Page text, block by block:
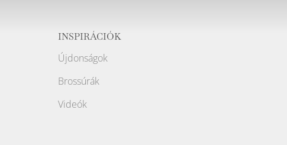
INSPIRÁCIÓK
Újdonságok
Brossúrák
Videók